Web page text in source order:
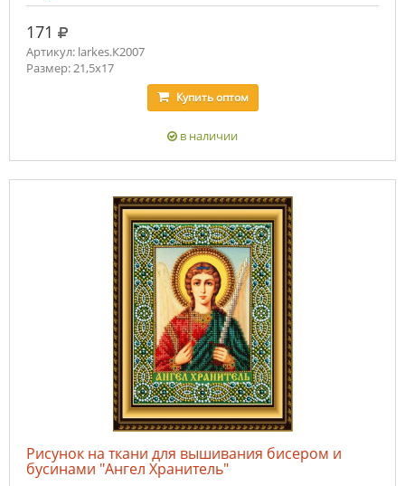
171 руб.
Артикул: larkes.К2007
Размер: 21,5х17
Купитьоптом
в наличии
Рисунок на ткани для вышивания бисером и
бусинами "Ангел Хранитель"